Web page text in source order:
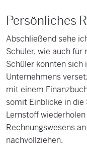
Persönliches
Abschließend sehe
Schüler, wie auch für
Schüler konnten sich
Unternehmens
mit einem
somit Einblicke in
Lernstoff
Rechnungswesens
nachvollziehen.